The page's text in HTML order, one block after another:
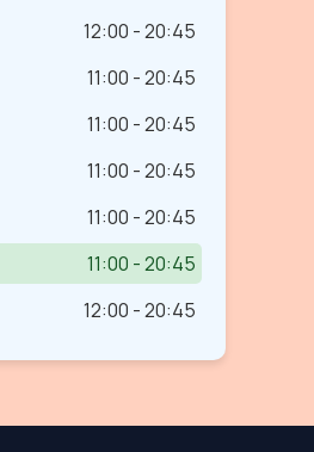
12:00 - 20:45
11:00 - 20:45
11:00 - 20:45
11:00 - 20:45
11:00 - 20:45
11:00 - 20:45
12:00 - 20:45